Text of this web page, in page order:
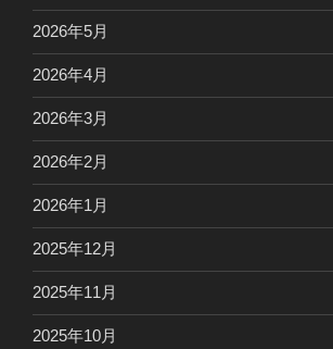
2026年5月
2026年4月
2026年3月
2026年2月
2026年1月
2025年12月
2025年11月
2025年10月